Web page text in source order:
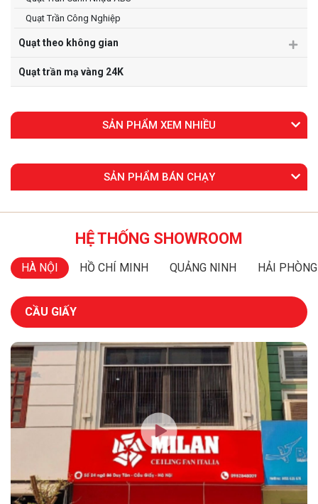
Quạt Trần Công Nghiệp
Quạt theo không gian
Quạt trần mạ vàng 24K
SẢN PHẨM XEM NHIỀU
SẢN PHẨM BÁN CHẠY
HỆ THỐNG SHOWROOM
HÀ NỘI HỒ CHÍ MINH QUẢNG NINH HẢI PHÒNG
CẦU GIẤY